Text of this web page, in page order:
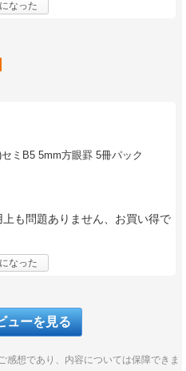
なった
ミB5 5mm方眼罫 5冊パック
も問題ありません、お買い得で
なった
ューを見る
感想であり、内容については保障できま